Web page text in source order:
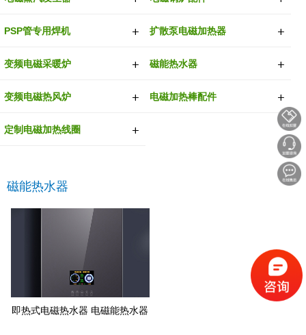
PSP管专用焊机 扩散泵电磁加热器
变频电磁采暖炉 磁能热水器
变频电磁热风炉 电磁加热棒配件
定制电磁加热线圈
磁能热水器
即热式电磁热水器 电磁能热水器